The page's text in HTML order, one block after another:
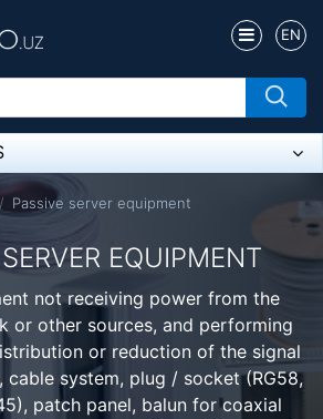
EN
Passive server equipment
EQUIPMENT
not receiving power from the
or other sources, and performing
or reduction of the signal
cable system, plug / socket (RG58,
patch panel, balun for coaxial